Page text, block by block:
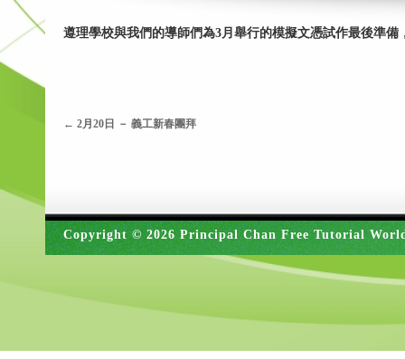
遵理學校與我們的導師們為3月舉行的模擬文憑試作最後準
← 2月20日 － 義工新春團拜
Copyright © 2026 Principal Chan Free Tutorial